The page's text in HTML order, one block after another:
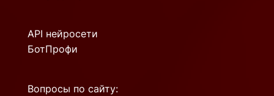
API нейросети
БотПрофи
Вопросы по сайту: